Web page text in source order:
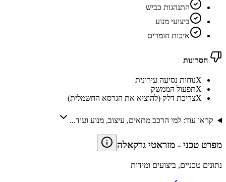
התנהגות כביש
ביצועי מנוע
איכות חומרים
חסרונות
Xנוחות נסיעה עירונית
Xתפעול הממשק
Xצריכת דלק (להוציא את הגרסא החשמלית)
קראו עוד: למי הרכב מתאים, עיצוב, מנוע ועוד...
מפרט טכני - מזראטי גרקאלה
נתונים טכניים, ביצועים ומידות